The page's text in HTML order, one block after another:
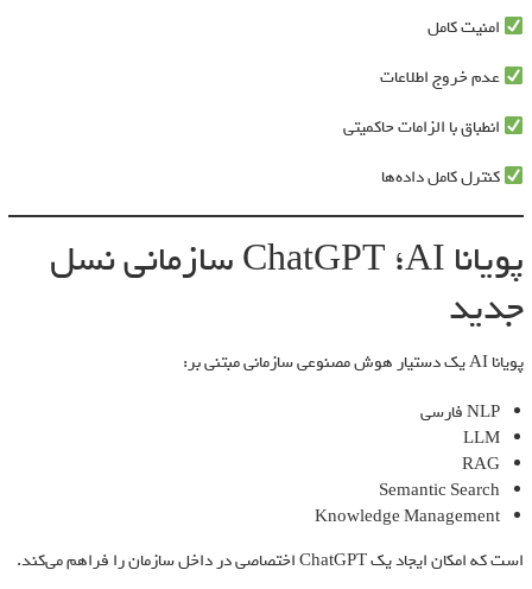
امنیت کامل
عدم خروج اطلاعات
انطباق با الزامات حاکمیتی
کنترل کامل داده‌ها
پویانا AI؛ ChatGPT سازمانی نسل
جدید
پویانا AI یک دستیار هوش مصنوعی سازمانی مبتنی بر:
NLP فارسی
LLM
RAG
Semantic Search
Knowledge Management
است که امکان ایجاد یک ChatGPT اختصاصی در داخل سازمان را فراهم می‌کند.